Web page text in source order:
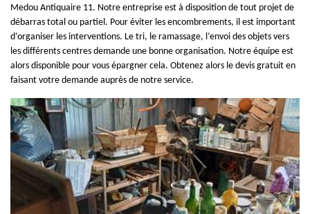
Medou Antiquaire 11. Notre entreprise est à disposition de tout projet de
débarras total ou partiel. Pour éviter les encombrements, il est important
d’organiser les interventions. Le tri, le ramassage, l’envoi des objets vers
les différents centres demande une bonne organisation. Notre équipe est
alors disponible pour vous épargner cela. Obtenez alors le devis gratuit en
faisant votre demande auprès de notre service.